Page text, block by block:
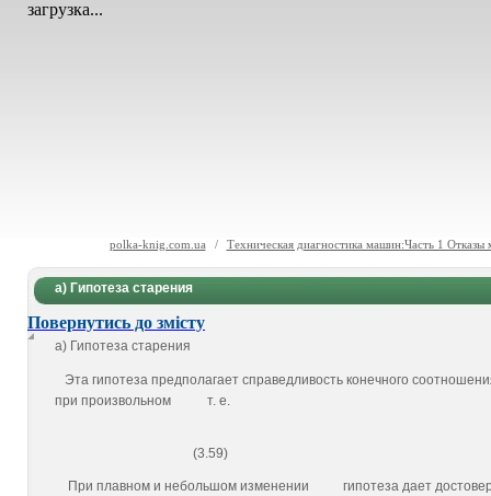
загрузка...
polka-knig.com.ua / Техническая диагностика машин:Часть 1
а) Гипотеза старения
Повернутись до змісту
а) Гипотеза старения
Эта гипотеза предполагает справедливость конеч­ного
при произвольном
т. е.
(3.59)
При плавном и небольшом изменении
гипотеза дает